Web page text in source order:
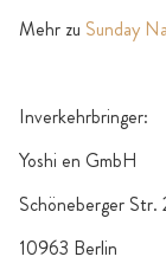
Mehr zu Sunday
Inverkehrbringer:
Yoshi en GmbH
Schöneberger Str.
10963 Berlin